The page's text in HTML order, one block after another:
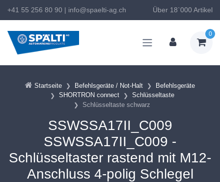
+41 55 256 80 90 | info@spaelti-ag.ch Über 18`000 Artikel
0
Startseite Befehlsgeräte / Not-Halt
Befehlsgeräte
SHORTRON connect
Schlüsseltaste
Schlüsseltaste schwarz
SSWSSA17II_C009
SSWSSA17II_C009 -
Schlüsseltaster rastend mit M12-
Anschluss 4-polig Schlegel